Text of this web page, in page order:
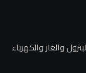
والغاز والكهرباء